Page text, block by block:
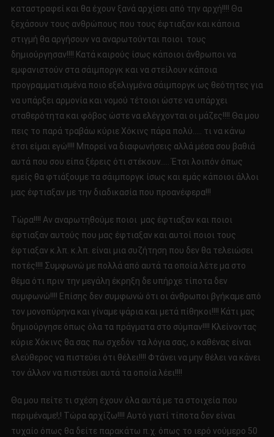
καταστραφεί και θα έχουν ξανά αρχίσει από την αρχή!!!! Θα
ξεχάσουν τους ανθρώπους που τους έφτιαξαν και κάποια
στιγμή θα αργήσουν να αναρωτούνται ποιοι τους
δημιούργησαν!!!! Κατά καιρούς ίσως κάποιοι άνθρωποι να
εμφανιστούν στα σάιμποργκ και να στείλουν κάποια
προγραμματισμένα ποιο εξελιγμένα σάιμποργκ ως θεότητες για
να υπάρξει αρμονία και νομού τέτοιοι ώστε να υπάρχει
σταθερότητα και φόβος ώστε να ελέγχονται οι μάζες!!!! Θα μου
πεις το παρά τραβάω κύριε Χόκινς πάρα πολύ….. τι να κάνω
έτσι είμαι εγώ!!!! Μπορεί να διαφωνήσεις αλλά μέσα σου βαθιά
αυτά που σου είπα ξέρεις ότι στέκουν….. Έτσι λοιπόν όπως
εμείς θα φτιάξουμε τα σάιμποργκ ίσως και εμάς κάποιοι άλλοι
μας έφτιαξαν με την διαδικασία που προανέφερα!!!
Τώρα!!!! Αν αναρωτηθούμε ποιοι μας έφτιαξαν και ποιοι
έφτιαξαν αυτούς που μας έφτιαξαν και αυτοί ποιοι τους
έφτιαξαν κ.λπ. κ.λπ. είναι μια συζήτηση που δεν θα τελειώσει
ποτές!!!! Συμφωνώ με πολλά από αυτά τα οποία λέτε μα στο
θέμα ότι πριν την μεγάλη έκρηξη δε υπήρχε τίποτα δεν
συμφωνώ!!!! Επίσης δεν συμφωνώ ότι οι άνθρωποι βγήκαμε από
τον μονοπύρηνα και γίναμε ψάρια και μετά πίθηκοι!!!! Κάτι μας
δημιούργησε όπως όλα τα πράγματα στο σύμπαν!!!! Κλείνοντας
κύριε Χόκινς θα σας πω σχεδόν τα λόγια σας, ο καθένας είναι
ελεύθερος να πιστεύει ότι θέλει!!!! Φτάνει να μην θέλει να κάνει
τον άλλον να πιστεύει αυτά τα οποία λέει!!!!
Θα μου πείτε τι σχέση έχουν όλα αυτά με τα στοιχεία που
περιμέναμε!;! Τώρα αρχίζω!!!! Αυτό γιατί τίποτα δεν είναι
τυχαίο όπως θα δείτε παρακάτω π.χ. όπως το ιερό νούμερο 50